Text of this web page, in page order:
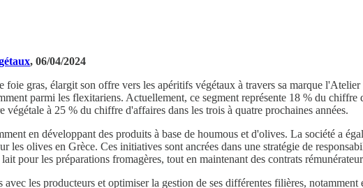
, 06/04/2024
foie gras, élargit son offre vers les apéritifs végétaux à travers sa marque
parmi les flexitariens. Actuellement, ce segment représente 18 % du chiffre
à 25 % du chiffre d'affaires dans les trois à quatre prochaines années.
en développant des produits à base de houmous et d'olives. La société a
olives en Grèce. Ces initiatives sont ancrées dans une stratégie de
pour les préparations fromagères, tout en maintenant des contrats
les producteurs et optimiser la gestion de ses différentes filières, notamment